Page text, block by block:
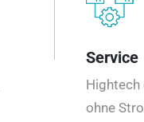
Service
Hightech
ohne